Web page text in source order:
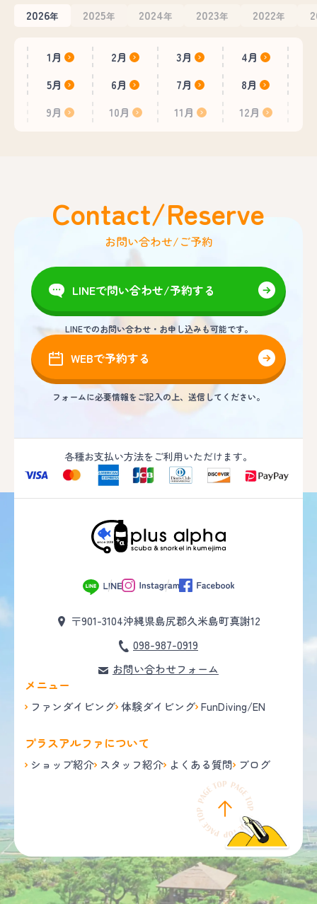
2026年 2025年 2024年 2023年 2022年
1月 2月 3月
4月
5月
6月 7月
8月
9月
10月 11月 12月
Contact/Reserve
お問い合わせ/ご予約
LINEで問い合わせ/予約する
LINEでのお問い合わせ・お申し込みも可能です。
WEBで予約する
フォームに必要情報をご記入の上、送信してください。
各種お支払い方法をご利用いただけます。
〒901-3104沖縄県島尻郡久米島町真謝12
098-987-0919
お問い合わせフォーム
メニュー
ファンダイビング 体験ダイビング FunDiving/EN
プラスアルファについて
ショップ紹介 スタッフ紹介 よくある質問 ブログ